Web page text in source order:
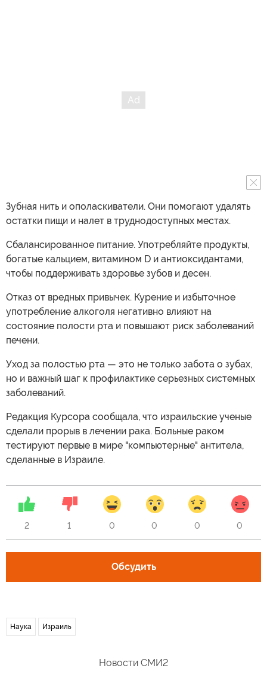
Зубная нить и ополаскиватели. Они помогают удалять
остатки пищи и налет в труднодоступных местах.
Сбалансированное питание. Употребляйте продукты,
богатые кальцием, витамином D и антиоксидантами,
чтобы поддерживать здоровье зубов и десен.
Отказ от вредных привычек. Курение и избыточное
употребление алкоголя негативно влияют на
состояние полости рта и повышают риск заболеваний
печени.
Уход за полостью рта — это не только забота о зубах,
но и важный шаг к профилактике серьезных системных
заболеваний.
Редакция Курсора сообщала, что израильские ученые
сделали прорыв в лечении рака. Больные раком
тестируют первые в мире "компьютерные" антитела,
сделанные в Израиле.
2 1 0 0 0 0
Обсудить
Наука Израиль
Новости СМИ2